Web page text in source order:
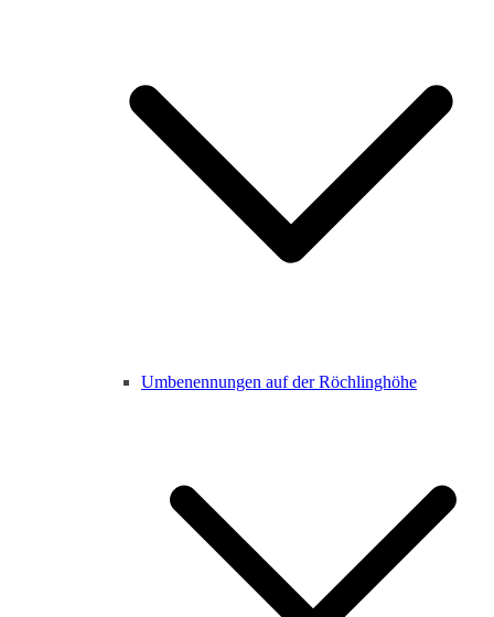
Umbenennungen auf der Röchlinghöhe